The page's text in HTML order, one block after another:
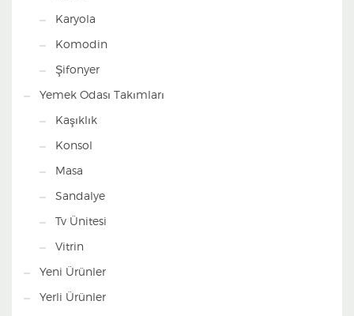
Karyola
Komodin
Şifonyer
Yemek Odası Takımları
Kaşıklık
Konsol
Masa
Sandalye
Tv Ünitesi
Vitrin
Yeni Ürünler
Yerli Ürünler